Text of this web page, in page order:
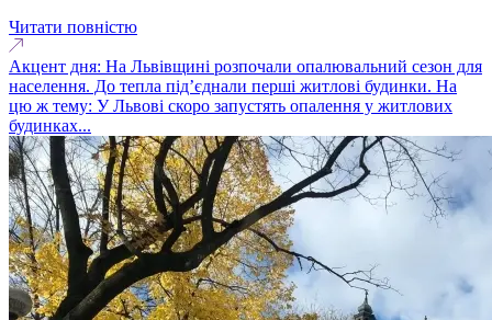
Читати повністю
Акцент дня: На Львівщині розпочали опалювальний сезон для
населення. До тепла під’єднали перші житлові будинки. На
цю ж тему: У Львові скоро запустять опалення у житлових
будинках...